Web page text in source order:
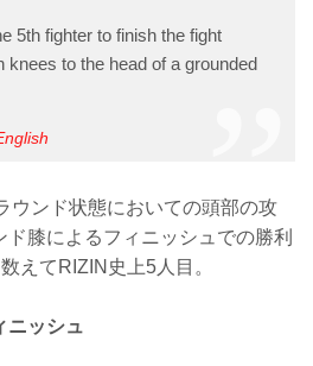
5th fighter to finish the fight
knees to the head of a grounded
ウンド状態においての頭部の攻
膝によるフィニッシュでの勝利
えてRIZIN史上5人目。
ニッシュ